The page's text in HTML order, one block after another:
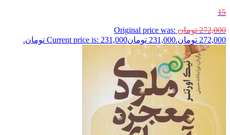
15
272,000 تومان Original price was:
272,000 تومان.
231,000 تومانCurrent price is: 231,000 تومان.